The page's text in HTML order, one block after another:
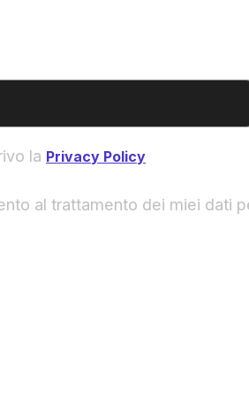
la Privacy Policy
al trattamento dei miei dati